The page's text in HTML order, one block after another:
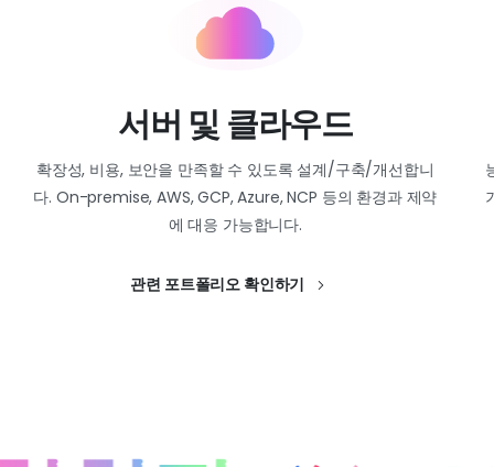
서버 및 클라우드
확장성, 비용, 보안을 만족할 수 있도록 설계/구축/개선합니
다. On-premise, AWS, GCP, Azure, NCP 등의 환경과 제약
에 대응 가능합니다.
관련 포트폴리오 확인하기